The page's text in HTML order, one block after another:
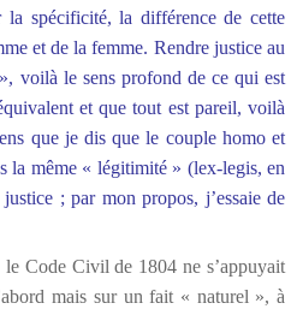
la spécificité, la différence de cette
et de la femme. Rendre justice au
voilà le sens profond de ce qui est
et que tout est pareil, voilà
que je dis que le couple homo et
la même « légitimité » (lex-legis, en
; par mon propos, j’essaie de
Code Civil de 1804 ne s’appuyait
mais sur un fait « naturel », à